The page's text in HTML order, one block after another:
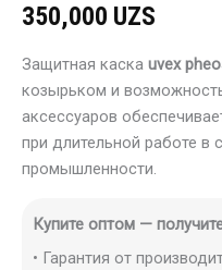
350,000 UZS
Защитная каска uvex
козырьком и
аксессуаров
при длительной работе в
промышленности.
Купите оптом —
• Гарантия от